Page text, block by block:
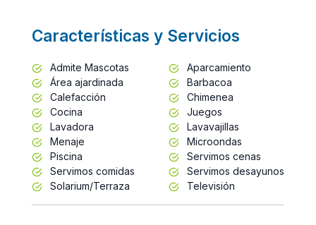
Características y Servicios
Admite Mascotas
Aparcamiento
Área ajardinada
Barbacoa
Calefacción
Chimenea
Cocina
Juegos
Lavadora
Lavavajillas
Menaje
Microondas
Piscina
Servimos cenas
Servimos comidas
Servimos desayunos
Solarium/Terraza
Televisión